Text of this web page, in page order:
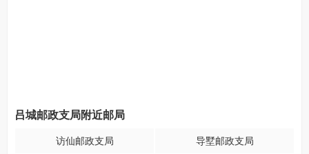
吕城邮政支局附近邮局
访仙邮政支局 导墅邮政支局